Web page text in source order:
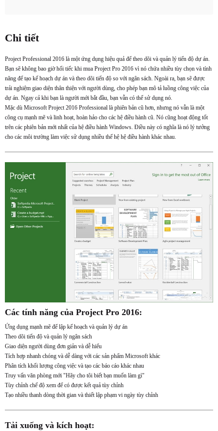
Chi tiết
Project Professional 2016 là một ứng dụng hiệu quả để theo dõi và quản lý tiến độ dự án.
Bạn sẽ không bao giờ hối tiếc khi mua Project Pro 2016 vì nó chứa nhiều tùy chọn và tính
năng để tạo kế hoạch dự án và theo dõi tiến độ so với ngân sách. Ngoài ra, bạn sẽ được
trải nghiệm giao diện thân thiện với người dùng, cho phép bạn mô tả luồng công việc của
dự án. Ngay cả khi bạn là người mới bắt đầu, bạn vẫn có thể sử dụng nó.
Mặc dù Microsoft Project 2016 Professional là phiên bản cũ hơn, nhưng nó vẫn là một
công cụ mạnh mẽ và linh hoạt, hoàn hảo cho các hệ điều hành cũ. Nó cũng hoạt động tốt
trên các phiên bản mới nhất của hệ điều hành Windows. Điều này có nghĩa là nó lý tưởng
cho các môi trường làm việc sử dụng nhiều thế hệ hệ điều hành khác nhau.
Các tính năng của Project Pro 2016:
Ứng dụng mạnh mẽ để lập kế hoạch và quản lý dự án
Theo dõi tiến độ và quản lý ngân sách
Giao diện người dùng đơn giản và dễ hiểu
Tích hợp nhanh chóng và dễ dàng với các sản phẩm Microsoft khác
Phân tích khối lượng công việc và tạo các báo cáo khác nhau
Truy vấn văn phòng mới "Hãy cho tôi biết bạn muốn làm gì"
Tùy chỉnh chế độ xem để có được kết quả tùy chỉnh
Tạo nhiều thanh dòng thời gian và thiết lập phạm vi ngày tùy chỉnh
Tải xuống và kích hoạt: